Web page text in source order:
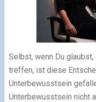
Selbst, wenn Du
treffen, ist diese
Unterbewusstsein
Unterbewusstsein nicht